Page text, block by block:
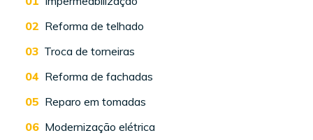
Reforma de telhado
Troca de torneiras
Reforma de fachadas
Reparo em tomadas
Modernização elétrica